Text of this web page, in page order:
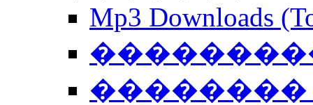
Mp3 Downloads
��������